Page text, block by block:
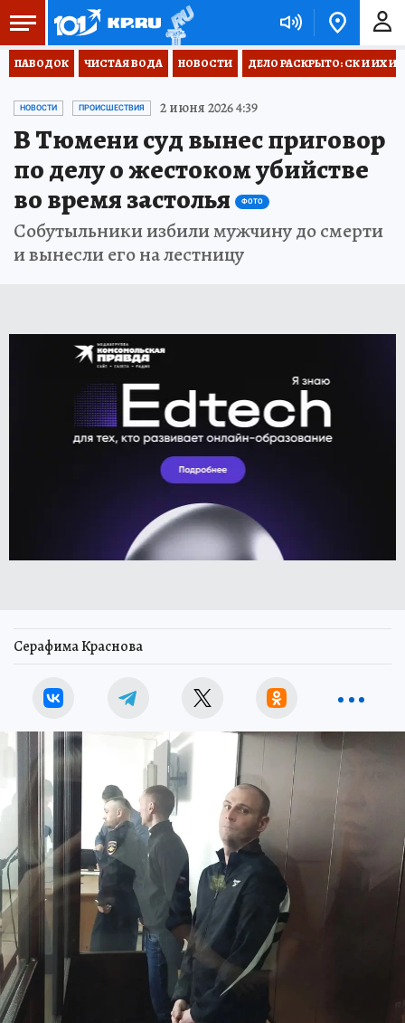
ПАВОДОК ЧИСТАЯ ВОДА НОВОСТИ ДЕЛО РАСКРЫТО: СК И ИХ
НОВОСТИ ПРОИСШЕСТВИЯ 2 июня 2026 4:39
В Тюмени суд вынес приговор
по делу о жестоком убийстве
во время застолья
ФОТО
Собутыльники избили мужчину до смерти
и вынесли его на лестницу
Серафима Краснова